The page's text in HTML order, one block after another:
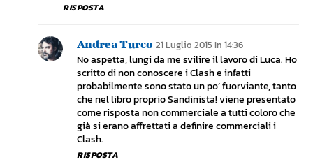
RISPOSTA
Andrea Turco 21 Luglio 2015 In 14:36
No aspetta, lungi da me svilire il lavoro di Luca. Ho
scritto di non conoscere i Clash e infatti
probabilmente sono stato un po’ fuorviante, tanto
che nel libro proprio Sandinista! viene presentato
come risposta non commerciale a tutti coloro che
già si erano affrettati a definire commerciali i
Clash.
RISPOSTA